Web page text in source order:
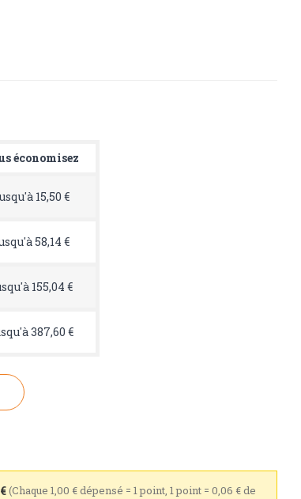
économisez
15,50 €
58,14 €
155,04 €
387,60 €
(Chaque 1,00 € dépensé = 1 point, 1 point = 0,06 € de